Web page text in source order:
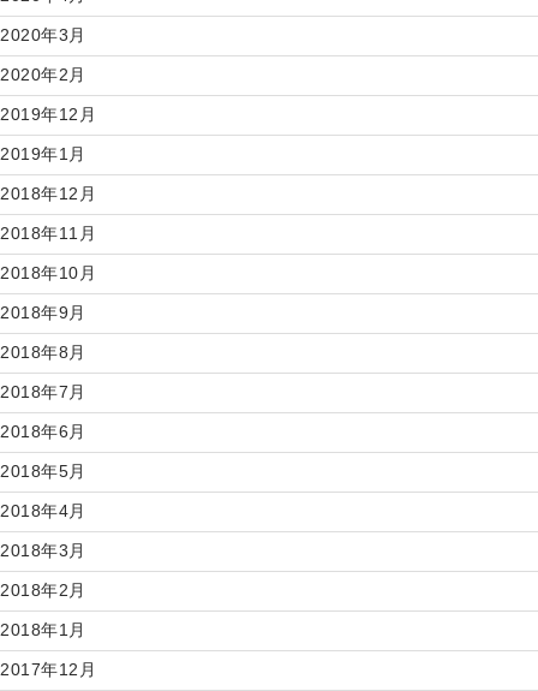
2020年3月
2020年2月
2019年12月
2019年1月
2018年12月
2018年11月
2018年10月
2018年9月
2018年8月
2018年7月
2018年6月
2018年5月
2018年4月
2018年3月
2018年2月
2018年1月
2017年12月